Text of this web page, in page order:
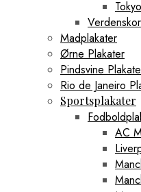
Madplakater
Ørne Plakater
Pindsvine
Rio de Janeiro
Sportsplakater
AC